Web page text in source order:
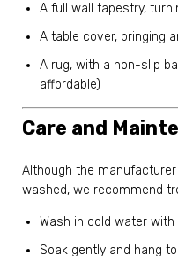
A full wall tapestry,
A table cover, bringing
A rug, with a non-slip
affordable)
Care and
Although the
washed, we recommend
Wash in cold water
Soak gently and hang